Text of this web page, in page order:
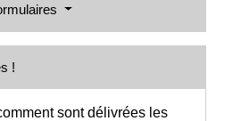
!
sont délivrées les